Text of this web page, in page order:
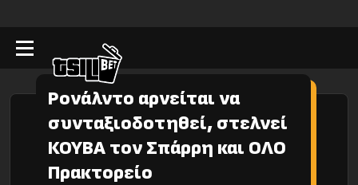
Ρονάλντο αρνείται να
συνταξιοδοτηθεί, στελνεί
ΚΟΥΒΑ τον Σπάρρη και ΟΛΟ
Πρακτορείο